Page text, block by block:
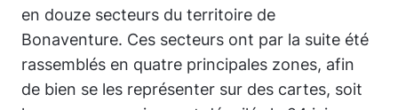
en douze secteurs du territoire de
Bonaventure. Ces secteurs ont par la suite été
rassemblés en quatre principales zones, afin
de bien se les représenter sur des cartes, soit